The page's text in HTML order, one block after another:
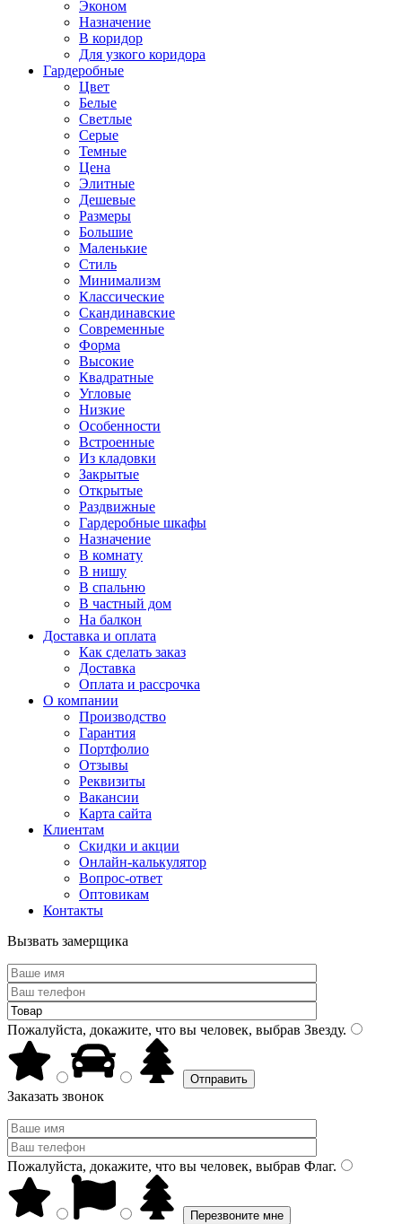
Эконом
Назначение
В коридор
Для узкого коридора
Гардеробные
Цвет
Белые
Светлые
Серые
Темные
Цена
Элитные
Дешевые
Размеры
Большие
Маленькие
Стиль
Минимализм
Классические
Скандинавские
Современные
Форма
Высокие
Квадратные
Угловые
Низкие
Особенности
Встроенные
Из кладовки
Закрытые
Открытые
Раздвижные
Гардеробные шкафы
Назначение
В комнату
В нишу
В спальню
В частный дом
На балкон
Доставка и оплата
Как сделать заказ
Доставка
Оплата и рассрочка
О компании
Производство
Гарантия
Портфолио
Отзывы
Реквизиты
Вакансии
Карта сайта
Клиентам
Скидки и акции
Онлайн-калькулятор
Вопрос-ответ
Оптовикам
Контакты
Вызвать замерщика
Пожалуйста, докажите, что вы человек, выбрав Звезду.
Заказать звонок
Пожалуйста, докажите, что вы человек, выбрав Флаг.